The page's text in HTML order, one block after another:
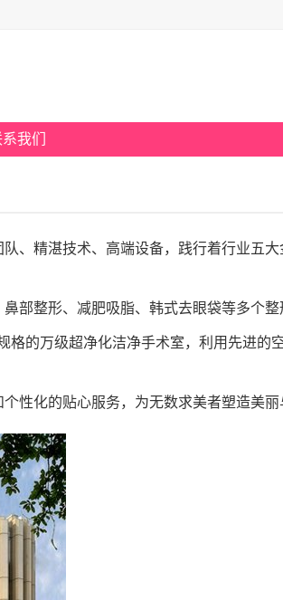
我们
、精湛技术、高端设备，践行着行业五
部整形、减肥吸脂、韩式去眼袋等多个整
的万级超净化洁净手术室，利用先进的
性化的贴心服务，为无数求美者塑造美丽